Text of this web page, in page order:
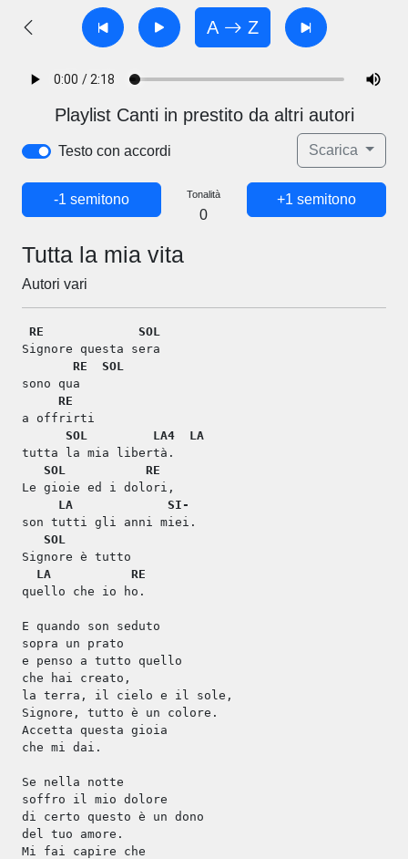
A Z
Playlist Canti in prestito da altri autori
Testo con accordi Scarica
-1 semitono Tonalità
0
+1 semitono
Tutta la mia vita
Autori vari
RE
SOL
Signore questa sera
RE
SOL
sono qua
RE
a offrirti
SOL
LA4
LA
tutta la mia libertà.
SOL
RE
Le gioie ed i dolori,
LA
SI-
son tutti gli anni miei.
SOL
Signore è tutto
LA
RE
quello che io ho.
E quando son seduto
sopra un prato
e penso a tutto quello
che hai creato,
la terra, il cielo e il sole,
Signore, tutto è un colore.
Accetta questa gioia
che mi dai.
Se nella notte
soffro il mio dolore
di certo questo è un dono
del tuo amore.
Mi fai capire che